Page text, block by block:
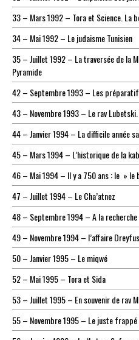
33 – Mars 1992 – Tora et Science. La
34 – Mai 1992 – Le judaisme Tunisien
35 – Juillet 1992 – La traversée de la
Pyramide
42 – Septembre 1993 – Les
43 – Novembre 1993 – Le rav
44 – Janvier 1994 – La difficile année
45 – Mars 1994 – L’historique de la
46 – Mai 1994 – Il y a 750 ans : le » le
47 – Juillet 1994 – Le Cha’atnez
48 – Septembre 1994 – A la
49 – Novembre 1994 – l’affaire
50 – Janvier 1995 – Le miqwé
52 – Mai 1995 – Tora et Sida
53 – Juillet 1995 – En souvenir de rav
55 – Novembre 1995 – Le juste